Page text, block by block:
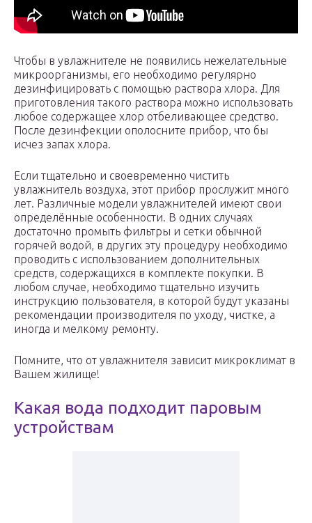
Чтобы в увлажнителе не появились нежелательные
микроорганизмы, его необходимо регулярно
дезинфицировать с помощью раствора хлора. Для
приготовления такого раствора можно использовать
любое содержащее хлор отбеливающее средство.
После дезинфекции ополосните прибор, что бы
исчез запах хлора.
Если тщательно и своевременно чистить
увлажнитель воздуха, этот прибор прослужит много
лет. Различные модели увлажнителей имеют свои
определённые особенности. В одних случаях
достаточно промыть фильтры и сетки обычной
горячей водой, в других эту процедуру необходимо
проводить с использованием дополнительных
средств, содержащихся в комплекте покупки. В
любом случае, необходимо тщательно изучить
инструкцию пользователя, в которой будут указаны
рекомендации производителя по уходу, чистке, а
иногда и мелкому ремонту.
Помните, что от увлажнителя зависит микроклимат в
Вашем жилище!
Какая вода подходит паровым
устройствам